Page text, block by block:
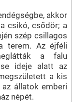
akkor
csikó, csődör; a
szép csillagos
terem. Az éjféli
a falu
ideje alatt az
a kis
állatok emberi
népét.